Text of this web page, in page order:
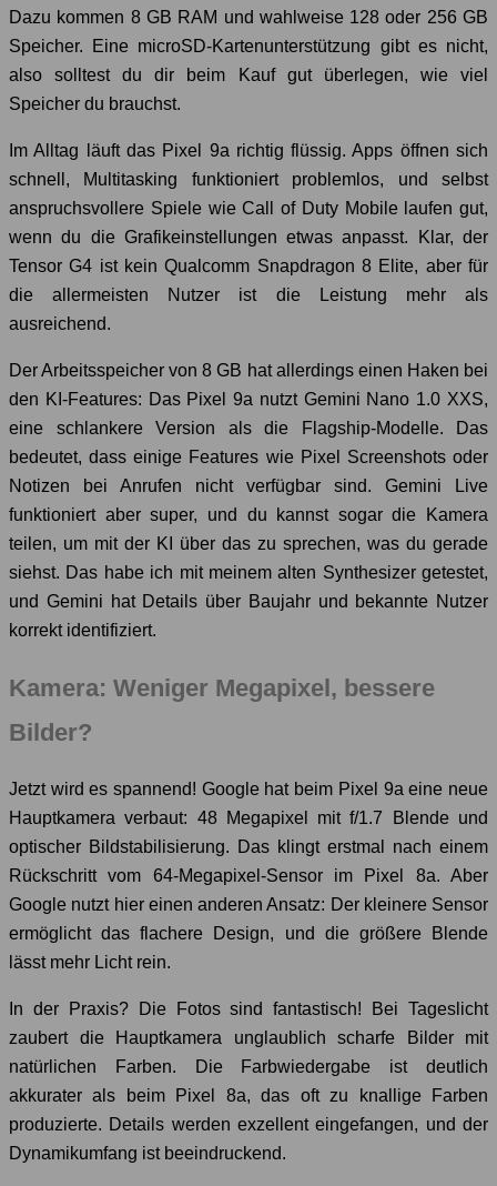
Dazu kommen 8 GB RAM und wahlweise 128 oder 256 GB
Speicher. Eine microSD-Kartenunterstützung gibt es nicht,
also solltest du dir beim Kauf gut überlegen, wie viel
Speicher du brauchst.
Im Alltag läuft das Pixel 9a richtig flüssig. Apps öffnen sich
schnell, Multitasking funktioniert problemlos, und selbst
anspruchsvollere Spiele wie Call of Duty Mobile laufen gut,
wenn du die Grafikeinstellungen etwas anpasst. Klar, der
Tensor G4 ist kein Qualcomm Snapdragon 8 Elite, aber für
die allermeisten Nutzer ist die Leistung mehr als
ausreichend.
Der Arbeitsspeicher von 8 GB hat allerdings einen Haken bei
den KI-Features: Das Pixel 9a nutzt Gemini Nano 1.0 XXS,
eine schlankere Version als die Flagship-Modelle. Das
bedeutet, dass einige Features wie Pixel Screenshots oder
Notizen bei Anrufen nicht verfügbar sind. Gemini Live
funktioniert aber super, und du kannst sogar die Kamera
teilen, um mit der KI über das zu sprechen, was du gerade
siehst. Das habe ich mit meinem alten Synthesizer getestet,
und Gemini hat Details über Baujahr und bekannte Nutzer
korrekt identifiziert.
Kamera: Weniger Megapixel, bessere
Bilder?
Jetzt wird es spannend! Google hat beim Pixel 9a eine neue
Hauptkamera verbaut: 48 Megapixel mit f/1.7 Blende und
optischer Bildstabilisierung. Das klingt erstmal nach einem
Rückschritt vom 64-Megapixel-Sensor im Pixel 8a. Aber
Google nutzt hier einen anderen Ansatz: Der kleinere Sensor
ermöglicht das flachere Design, und die größere Blende
lässt mehr Licht rein.
In der Praxis? Die Fotos sind fantastisch! Bei Tageslicht
zaubert die Hauptkamera unglaublich scharfe Bilder mit
natürlichen Farben. Die Farbwiedergabe ist deutlich
akkurater als beim Pixel 8a, das oft zu knallige Farben
produzierte. Details werden exzellent eingefangen, und der
Dynamikumfang ist beeindruckend.